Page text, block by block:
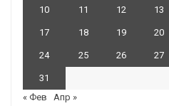
10 11 12 13
17 18 19 20
24 25 26 27
31
« Фев
Апр »